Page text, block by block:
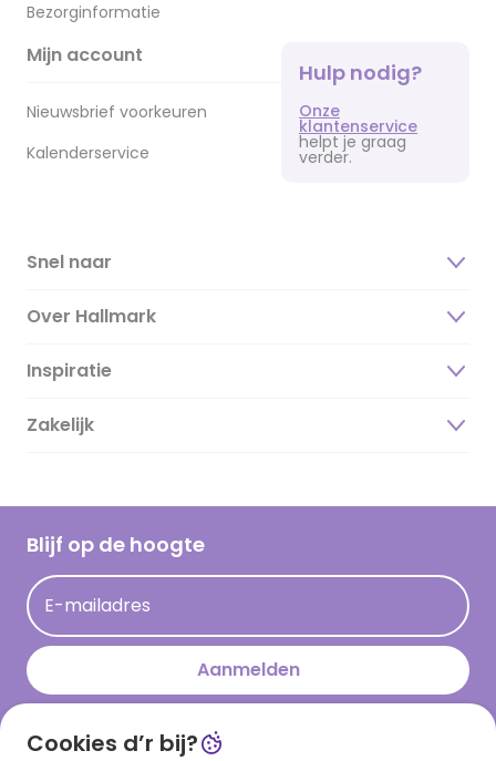
Bezorginformatie
Mijn account
Nieuwsbrief voorkeuren
Kalenderservice
Hulp nodig?
Onze
klantenservice
helpt je graag
verder.
Snel naar
Over Hallmark
Over ons
Duurzaamheid
Hallmark Kaartclub
Acties
Persberichten
Hallmark en Kinderpostzegels
Inspiratie
Magazine
Cadeau inspiratie
Kaartinspiratie
Zakelijk
Blijf op de hoogte
E-mailadres
Aanmelden
Download onze app
Cookies d’r bij?